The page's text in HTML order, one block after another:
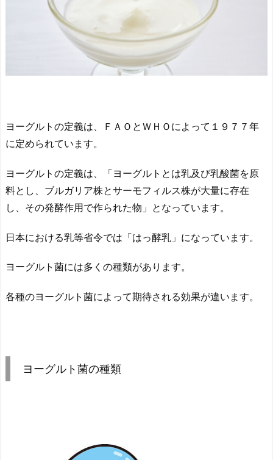
ヨーグルトの定義は、ＦＡＯとＷＨＯによって１９７７年
に定められています。
ヨーグルトの定義は、「ヨーグルトとは乳及び乳酸菌を原
料とし、ブルガリア株とサーモフィルス株が大量に存在
し、その発酵作用で作られた物」となっています。
日本における乳等省令では「はっ酵乳」になっています。
ヨーグルト菌には多くの種類があります。
各種のヨーグルト菌によって期待される効果が違います。
ヨーグルト菌の種類